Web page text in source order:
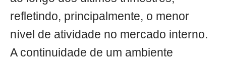
refletindo, principalmente, o menor
nível de atividade no mercado interno.
A continuidade de um ambiente